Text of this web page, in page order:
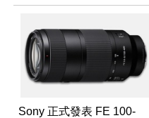
Sony 正式發表 FE 100-